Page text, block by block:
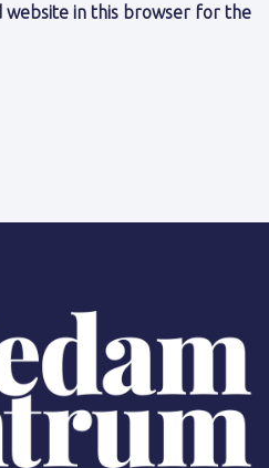
website in this browser for the